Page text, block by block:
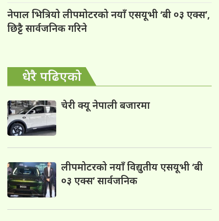
नेपाल भित्रियो लीपमोटरको नयाँ एसयूभी ‘बी ०३ एक्स’,
छिट्टै सार्वजनिक गरिने
धेरै पढिएको
चेरी क्यू नेपाली बजारमा
लीपमोटरको नयाँ विद्युतीय एसयूभी ‘बी
०३ एक्स’ सार्वजनिक